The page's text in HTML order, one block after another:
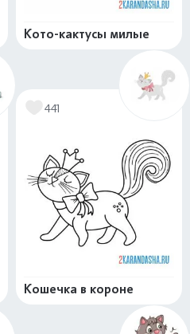
Кото-кактусы милые
441
Кошечка в короне